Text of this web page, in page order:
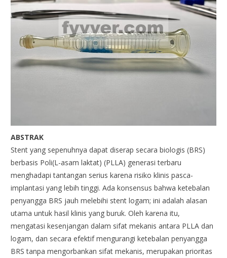
ABSTRAK
Stent yang sepenuhnya dapat diserap secara biologis (BRS)
berbasis Poli(L-asam laktat) (PLLA) generasi terbaru
menghadapi tantangan serius karena risiko klinis pasca-
implantasi yang lebih tinggi. Ada konsensus bahwa ketebalan
penyangga BRS jauh melebihi stent logam; ini adalah alasan
utama untuk hasil klinis yang buruk. Oleh karena itu,
mengatasi kesenjangan dalam sifat mekanis antara PLLA dan
logam, dan secara efektif mengurangi ketebalan penyangga
BRS tanpa mengorbankan sifat mekanis, merupakan prioritas